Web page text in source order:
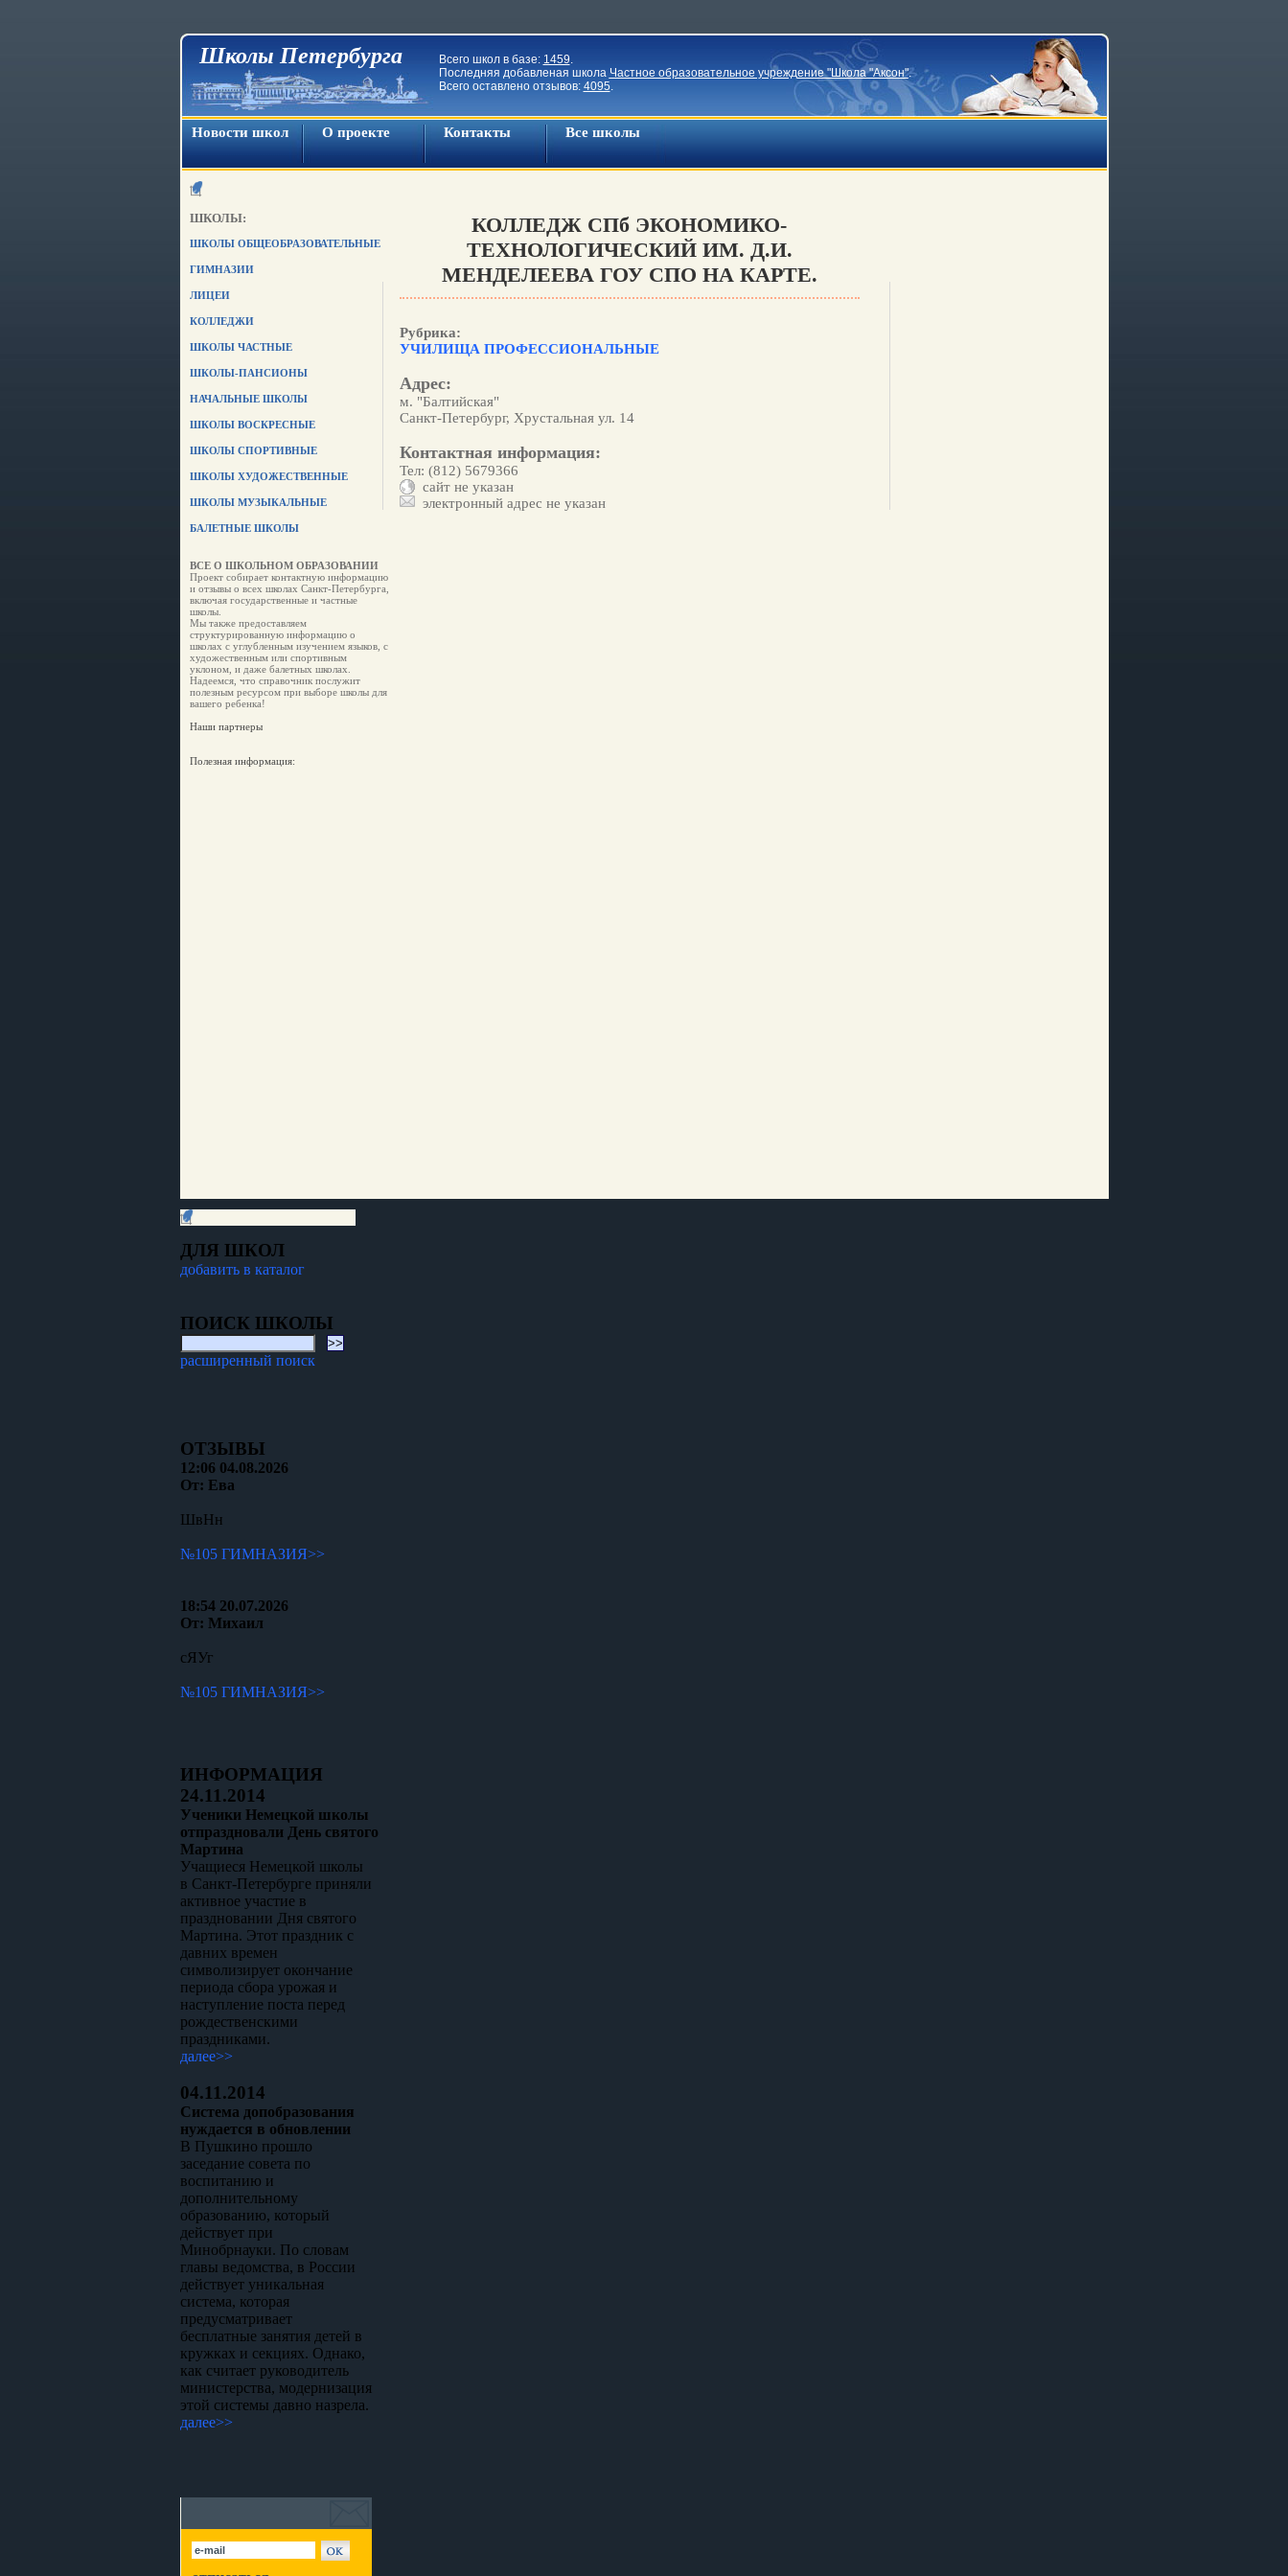
Школы Петербурга Всего школ в базе: 1459.
Последняя добавленая школа Частное образовательное учреждение "Школа "Аксон".
Всего оставлено отзывов: 4095.
Новости школ О проекте Контакты Все школы
ШКОЛЫ:
ШКОЛЫ ОБЩЕОБРАЗОВАТЕЛЬНЫЕ
ГИМНАЗИИ
ЛИЦЕИ
КОЛЛЕДЖИ
ШКОЛЫ ЧАСТНЫЕ
ШКОЛЫ-ПАНСИОНЫ
НАЧАЛЬНЫЕ ШКОЛЫ
ШКОЛЫ ВОСКРЕСНЫЕ
ШКОЛЫ СПОРТИВНЫЕ
ШКОЛЫ ХУДОЖЕСТВЕННЫЕ
ШКОЛЫ МУЗЫКАЛЬНЫЕ
БАЛЕТНЫЕ ШКОЛЫ
ВСЕ О ШКОЛЬНОМ ОБРАЗОВАНИИ
Проект собирает контактную информацию
и отзывы о всех школах Санкт-Петербурга,
включая государственные и частные
школы.
Мы также предоставляем
структурированную информацию о
школах с углубленным изучением языков, с
художественным или спортивным
уклоном, и даже балетных школах.
Надеемся, что справочник послужит
полезным ресурсом при выборе школы для
вашего ребенка!
Наши партнеры
Полезная информация:
КОЛЛЕДЖ СПб ЭКОНОМИКО-
ТЕХНОЛОГИЧЕСКИЙ ИМ. Д.И.
МЕНДЕЛЕЕВА ГОУ СПО НА КАРТЕ.
Рубрика:
УЧИЛИЩА ПРОФЕССИОНАЛЬНЫЕ
Адрес:
м. "Балтийская"
Санкт-Петербург, Хрустальная ул. 14
Контактная информация:
Тел: (812) 5679366
сайт не указан
электронный адрес не указан
ДЛЯ ШКОЛ
добавить в каталог
ПОИСК ШКОЛЫ
расширенный поиск
ОТЗЫВЫ
12:06 04.08.2026
От: Ева
ШвНн
№105 ГИМНАЗИЯ>>
18:54 20.07.2026
От: Михаил
сЯУг
№105 ГИМНАЗИЯ>>
ИНФОРМАЦИЯ
24.11.2014
Ученики Немецкой школы
отпраздновали День святого
Мартина
Учащиеся Немецкой школы
в Санкт-Петербурге приняли
активное участие в
праздновании Дня святого
Мартина. Этот праздник с
давних времен
символизирует окончание
периода сбора урожая и
наступление поста перед
рождественскими
праздниками.
далее>>
04.11.2014
Система допобразования
нуждается в обновлении
В Пушкино прошло
заседание совета по
воспитанию и
дополнительному
образованию, который
действует при
Минобрнауки. По словам
главы ведомства, в России
действует уникальная
система, которая
предусматривает
бесплатные занятия детей в
кружках и секциях. Однако,
как считает руководитель
министерства, модернизация
этой системы давно назрела.
далее>>